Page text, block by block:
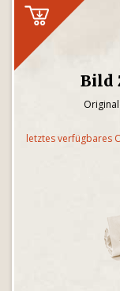
Bild
letztes verfügbares